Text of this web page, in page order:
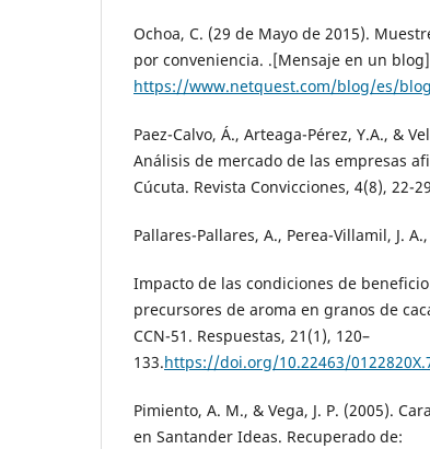
Ochoa, C. (29 de Mayo de 2015).
por conveniencia. .[Mensaje en un
https://www.netquest.com/blog/es/
Paez-Calvo, Á., Arteaga-Pérez, Y.A., &
Análisis de mercado de las empresas
Cúcuta. Revista Convicciones, 4(8), 22-29
Pallares-Pallares, A., Perea-Villamil, J.
Impacto de las condiciones de
precursores de aroma en granos de
CCN-51. Respuestas, 21(1), 120–
133.https://doi.org/10.22463/
Pimiento, A. M., & Vega, J. P. (2005).
en Santander Ideas. Recuperado de: